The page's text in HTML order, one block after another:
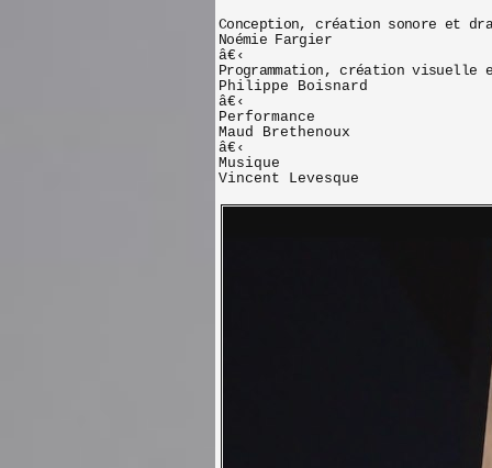
Conception, création sonore et
Noémie Fargier
â€‹
Programmation, création visuelle
Philippe Boisnard
â€‹
Performance
Maud Brethenoux
â€‹
Musique
Vincent Levesque